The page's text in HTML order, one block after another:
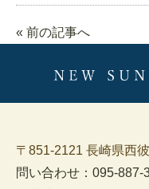
« 前の記事へ
〒851-2121 長崎県西
問い合わせ：095-887-